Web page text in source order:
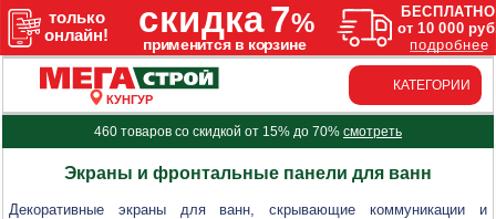
КУНГУР
КАТЕГОРИИ
460 товаров со скидкой от 15% до 70% смотреть
Экраны и фронтальные панели для ванн
Декоративные экраны для ванн, скрывающие коммуникации и